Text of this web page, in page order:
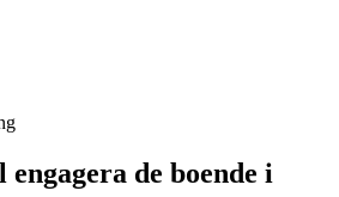
de boende i